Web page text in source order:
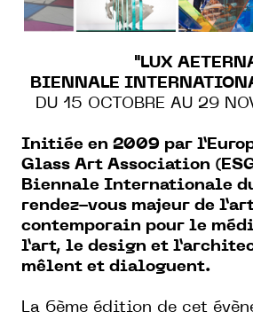
"LUX
BIENNALE
DU 15 OCTOBRE AU 29
Initiée en 2009 par
Glass Art Association
Biennale Internationale
rendez-vous majeur de
contemporain pour le
l’art, le design et
mêlent et dialoguent.
La 6ème édition de cet